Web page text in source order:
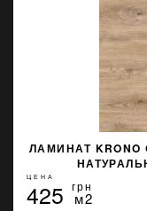
ЛАМИНАТ KRONO
ЦЕНА
425 грн
м2